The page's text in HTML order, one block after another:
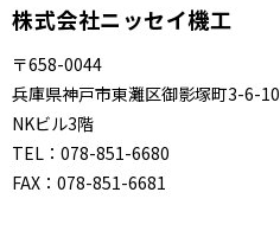
株式会社ニッセイ機工
〒658-0044
兵庫県神戸市東灘区御影塚町3-6-10
NKビル3階
TEL： 078-851-6680
FAX： 078-851-6681